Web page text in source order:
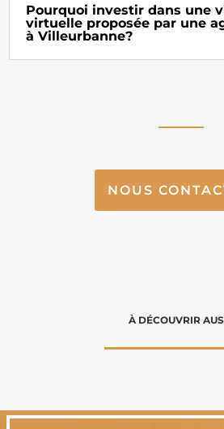
Pourquoi investir dans une
virtuelle proposée par une
à Villeurbanne?
NOUS
À DÉCOUVRIR